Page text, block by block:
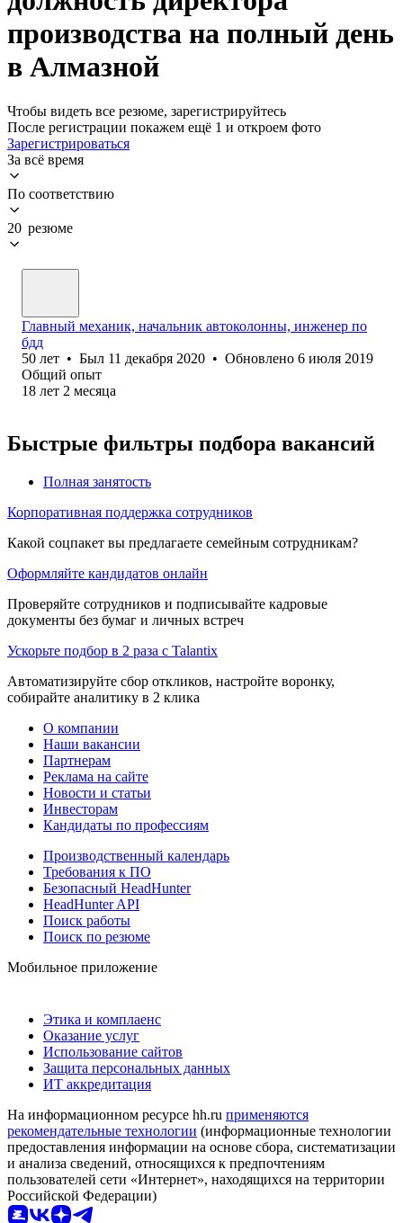
производства на полный день
в Алмазной
Чтобы видеть все резюме, зарегистрируйтесь
После регистрации покажем ещё 1 и откроем фото
Зарегистрироваться
За всё время
По соответствию
20 резюме
Главный механик, начальник автоколонны, инженер по
бдд
50 лет • Был 11 декабря 2020 • Обновлено 6 июля 2019
Общий опыт
18 лет 2 месяца
Быстрые фильтры подбора вакансий
Полная занятость
Корпоративная поддержка сотрудников
Какой соцпакет вы предлагаете семейным сотрудникам?
Оформляйте кандидатов онлайн
Проверяйте сотрудников и подписывайте кадровые
документы без бумаг и личных встреч
Ускорьте подбор в 2 раза с Talantix
Автоматизируйте сбор откликов, настройте воронку,
собирайте аналитику в 2 клика
О компании
Наши вакансии
Партнерам
Реклама на сайте
Новости и статьи
Инвесторам
Кандидаты по профессиям
Производственный календарь
Требования к ПО
Безопасный HeadHunter
HeadHunter API
Поиск работы
Поиск по резюме
Мобильное приложение
Этика и комплаенс
Оказание услуг
Использование сайтов
Защита персональных данных
ИТ аккредитация
На информационном ресурсе hh.ru применяются
рекомендательные технологии (информационные технологии
предоставления информации на основе сбора, систематизации
и анализа сведений, относящихся к предпочтениям
пользователей сети «Интернет», находящихся на территории
Российской Федерации)